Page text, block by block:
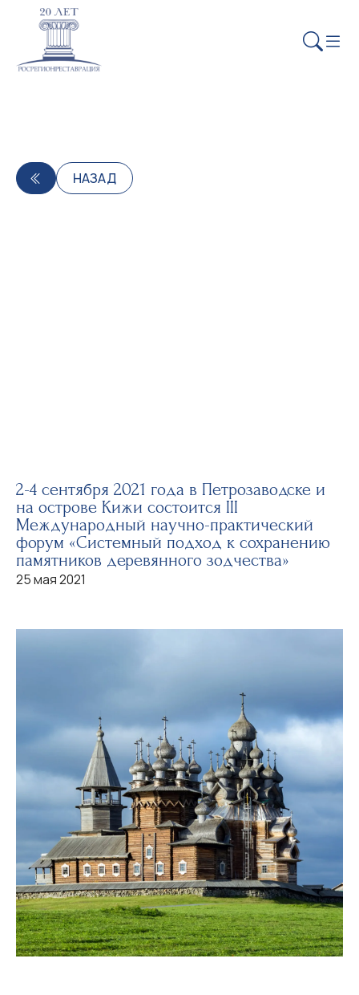
НАЗАД
2-4 сентября 2021 года в Петрозаводске и
на острове Кижи состоится III
Международный научно-практический
форум «Системный подход к сохранению
памятников деревянного зодчества»
25 мая 2021